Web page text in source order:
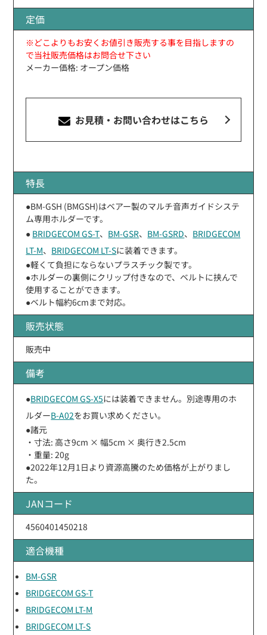
定価
※どこよりもお安くお値引き販売する事を目指しますの
で当社販売価格はお問合せ下さい
メーカー価格: オープン価格
お見積・お問い合わせはこちら
特長
●BM-GSH (BMGSH)はベアー製のマルチ音声ガイドシステ
ム専用ホルダーです。
● BRIDGECOM GS-T、 BM-GSR、 BM-GSRD、 BRIDGECOM
LT-M、 BRIDGECOM LT-Sに装着できます。
●軽くて負担にならないプラスチック製です。
●ホルダーの裏側にクリップ付きなので、ベルトに挟んで
使用することができます。
●ベルト幅約6cmまで対応。
販売状態
販売中
備考
●BRIDGECOM GS-X5には装着できません。別途専用のホ
ルダーB-A02をお買い求めください。
●諸元
・寸法: 高さ9cm × 幅5cm × 奥行き2.5cm
・重量: 20g
●2022年12月1日より資源高騰のため価格が上がりまし
た。
JANコード
4560401450218
適合機種
BM-GSR
BRIDGECOM GS-T
BRIDGECOM LT-M
BRIDGECOM LT-S